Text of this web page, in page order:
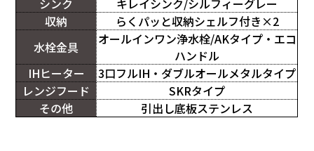
シンク
キレイシンク/シルフィーグレー
収納
らくパッと収納シェルフ付き×2
水栓金具
オールインワン浄水栓/AKタイプ・エコ
ハンドル
IHヒーター
3口フルIH・ダブルオールメタルタイプ
レンジフード
SKRタイプ
その他
引出し底板ステンレス